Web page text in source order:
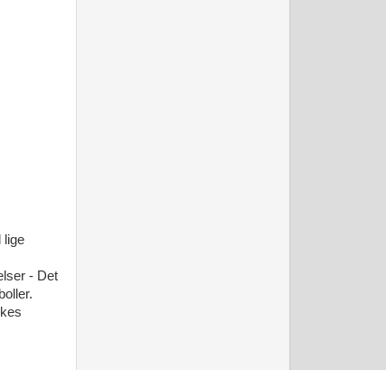
lige
- Det